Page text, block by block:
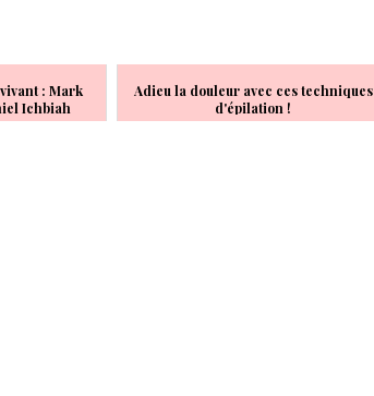
: Mark
Ichbiah
Adieu la douleur avec ces techniques
d'épilation !